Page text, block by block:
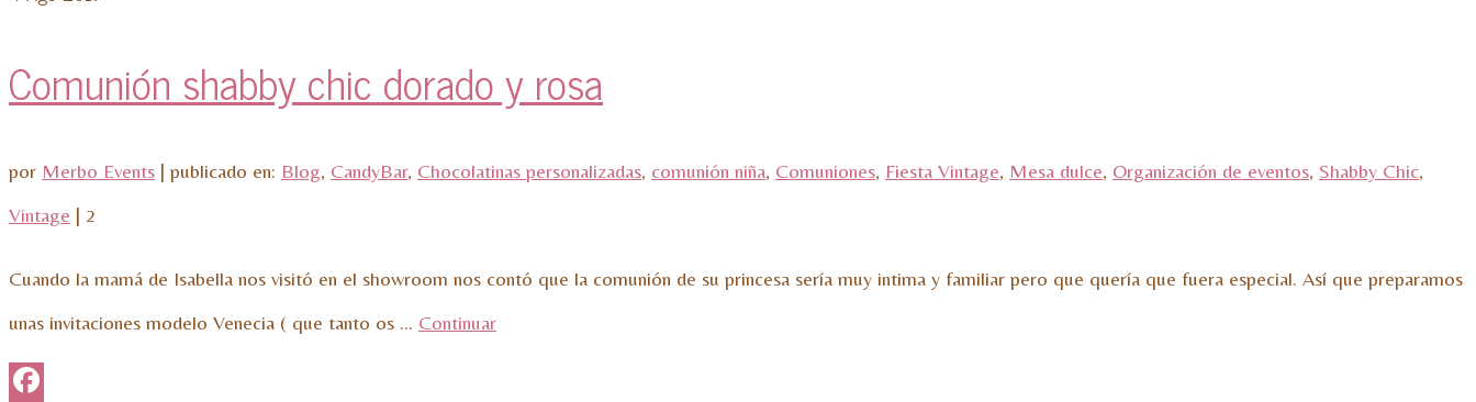
Comunión shabby chic dorado y rosa
por Merbo Events | publicado en: Blog, CandyBar, Chocolatinas personalizadas, comunión niña, Comuniones, Fiesta Vintage, Mesa dulce, Organización de eventos, Shabby Chic,
Vintage | 2
Cuando la mamá de Isabella nos visitó en el showroom nos contó que la comunión de su princesa sería muy intima y familiar pero que quería que fuera especial. Así que preparamos
unas invitaciones modelo Venecia ( que tanto os … Continuar